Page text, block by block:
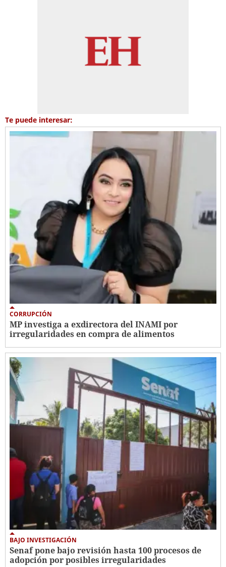
Te puede interesar:
CORRUPCIÓN
MP investiga a exdirectora del INAMI por
irregularidades en compra de alimentos
BAJO INVESTIGACIÓN
Senaf pone bajo revisión hasta 100 procesos de
adopción por posibles irregularidades